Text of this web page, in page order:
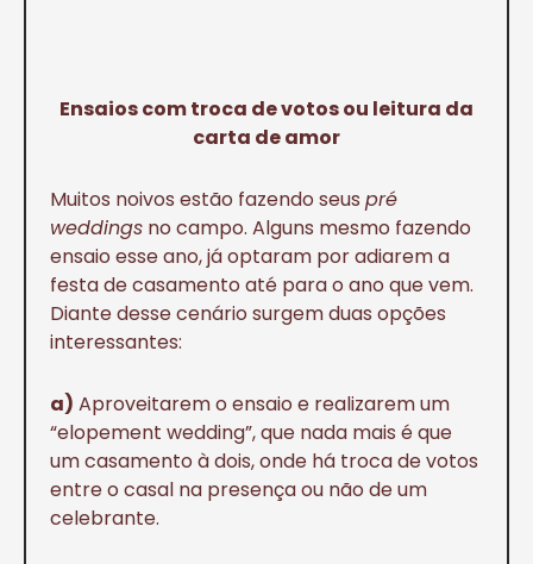
Ensaios com troca de votos ou leitura da
carta de amor
Muitos noivos estão fazendo seus pré
weddings no campo. Alguns mesmo fazendo
ensaio esse ano, já optaram por adiarem a
festa de casamento até para o ano que vem.
Diante desse cenário surgem duas opções
interessantes:
a) Aproveitarem o ensaio e realizarem um
“elopement wedding”, que nada mais é que
um casamento à dois, onde há troca de votos
entre o casal na presença ou não de um
celebrante.